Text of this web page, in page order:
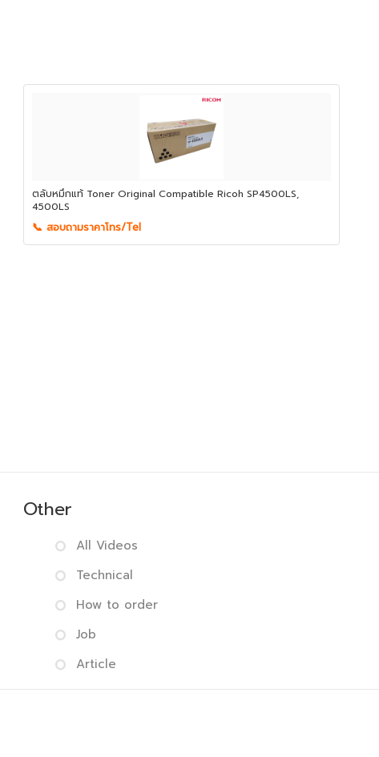
ตลับหมึกแท้ Toner Original Compatible Ricoh SP4500LS,
4500LS
📞 สอบถามราคาโทร/Tel
Other
All Videos
Technical
How to order
Job
Article